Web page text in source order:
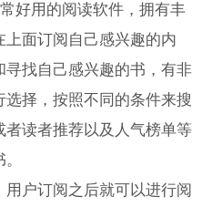
好用的阅读软件，拥有丰
面订阅自己感兴趣的内
找自己感兴趣的书，有非
择，按照不同的条件来搜
读者推荐以及人气榜单等
户订阅之后就可以进行阅